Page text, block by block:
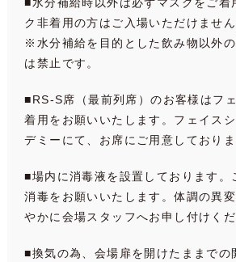
ク非着用の方はご入場いただけません
※水分補給を目的とした飲み物以外
は禁止です。
■RS-S席（最前列席）のお客様はフ
着用をお願いいたします。フェイス
デミーにて、お席にご用意しておりま
■場内に消毒液を設置しております。
消毒をお願いいたします。体調の異
やかに会場スタッフへお申し付けくだ
■換気の為、会場扉を開けたままでの